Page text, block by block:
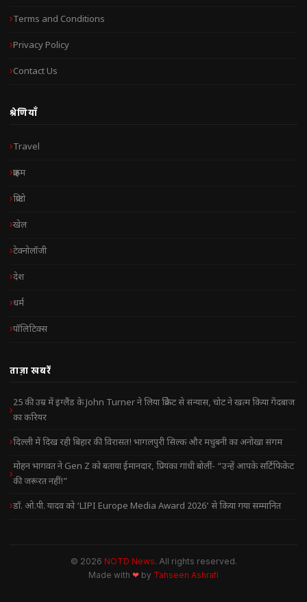
Terms and Conditions
Privacy Policy
Contact Us
श्रेणियाँ
Travel
क्राइम
क्रिप्टो
खेल
टेक्नोलॉजी
देश
धर्म
पॉलिटिक्स
ताज़ा खबरें
25 की उम्र में इंग्लैंड के John Turner ने लिया क्रिकेट से संन्यास, चोट ने खत्म किया गेंदबाज
का करियर
दिल्ली में दिख रही बिहार की विरासत! भागलपुरी सिल्क और मधुबनी का अनोखा संगम
मोहन भागवत ने Gen Z को बताया ईमानदार, प्रियंका गांधी बोलीं- “उन्हें आपके सर्टिफिकेट
की जरूरत नहीं!”
डॉ. ओ.पी. यादव को ‘LIPI Europe Media Award 2026’ से किया गया सम्मानित
© 2026 NOTD News. All rights reserved.
Made with ❤ by Tahseen Ashrafi